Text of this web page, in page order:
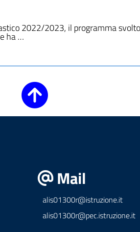
2022/2023, il programma
ha …
Mail
alis01300r@istruzione.it
alis01300r@pec.istruzione.it